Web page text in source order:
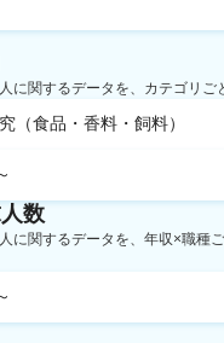
に関するデータを、カテゴリご
（食品・香料・飼料）
数
に関するデータを、年収×職種